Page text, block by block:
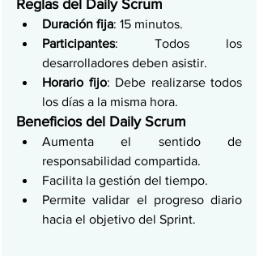
Reglas del Daily Scrum
Duración fija: 15 minutos.
Participantes: Todos los
desarrolladores deben asistir.
Horario fijo: Debe realizarse todos
los días a la misma hora.
Beneficios del Daily Scrum
Aumenta el sentido de
responsabilidad compartida.
Facilita la gestión del tiempo.
Permite validar el progreso diario
hacia el objetivo del Sprint.